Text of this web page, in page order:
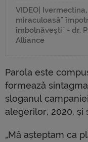
VIDEO|
miraculoasă"
îmbolnăvești" - dr.
Alliance
Parola este
formează
sloganul
alegerilor, 2020, și
„Mă așteptam ca